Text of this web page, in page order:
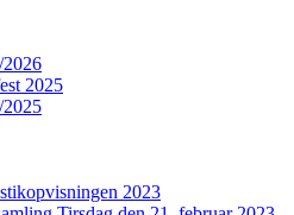
2025
2023